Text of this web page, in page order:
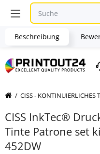
CISS - KONTINUIERLICHES
CISS InkTec®
Tinte Patrone set
452DW
Beschreibung